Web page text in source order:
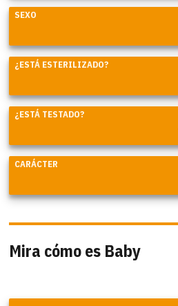
SEXO
¿ESTÁ ESTERILIZADO?
¿ESTÁ TESTADO?
CARÁCTER
Mira cómo es Baby